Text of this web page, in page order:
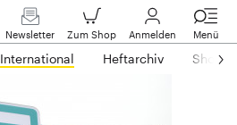
Newsletter Zum Shop Anmelden Menü
International Heftarchiv Shop